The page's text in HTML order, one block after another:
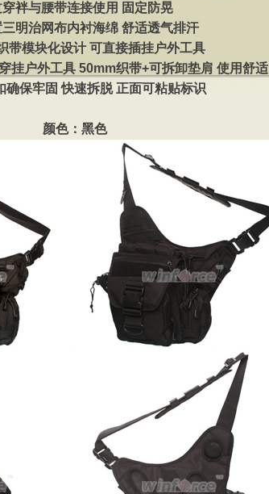
袢与腰带连接使用 固定防晃
明治网布内衬海绵 舒适透气排汗
带模块化设计 可直接插挂户外工具
挂户外工具 50mm织带+可拆卸垫肩 使用舒适
确保牢固 快速拆脱 正面可粘贴标识
颜色：黑色